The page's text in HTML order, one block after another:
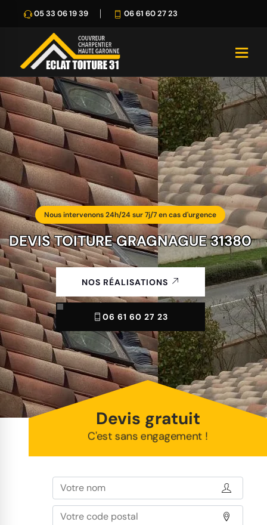
05 33 06 19 39 06 61 60 27 23
Nous intervenons 24h/24 sur 7j/7 en cas d'urgence
DEVIS TOITURE GRAGNAGUE 31380
NOS RÉALISATIONS
06 61 60 27 23
Devis gratuit
C'est sans engagement !